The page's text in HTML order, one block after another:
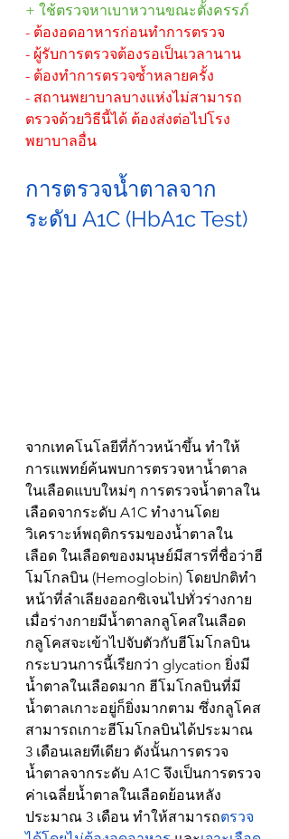
+ ใช้ตรวจหาเบาหวานขณะตั้งครรภ์
- ต้องอดอาหารก่อนทำการตรวจ
- ผู้รับการตรวจต้องรอเป็นเวลานาน
- ต้องทำการตรวจซ้ำหลายครั้ง
- สถานพยาบาลบางแห่งไม่สามารถ
ตรวจด้วยวิธีนี้ได้ ต้องส่งต่อไปโรง
พยาบาลอื่น
การตรวจน้ำตาลจาก
ระดับ A1C (HbA1c Test)
จากเทคโนโลยีที่ก้าวหน้าขึ้น ทำให้
การแพทย์ค้นพบการตรวจหาน้ำตาล
ในเลือดแบบใหม่ๆ การตรวจน้ำตาลใน
เลือดจากระดับ A1C ทำงานโดย
วิเคราะห์พฤติกรรมของน้ำตาลใน
เลือด ในเลือดของมนุษย์มีสารที่ชื่อว่าฮี
โมโกลบิน (Hemoglobin) โดยปกติทำ
หน้าที่ลำเลียงออกซิเจนไปทั่วร่างกาย
เมื่อร่างกายมีน้ำตาลกลูโคสในเลือด
กลูโคสจะเข้าไปจับตัวกับฮีโมโกลบิน
กระบวนการนี้เรียกว่า glycation ยิ่งมี
น้ำตาลในเลือดมาก ฮีโมโกลบินที่มี
น้ำตาลเกาะอยู่ก็ยิ่งมากตาม ซึ่งกลูโคส
สามารถเกาะฮีโมโกลบินได้ประมาณ
3 เดือนเลยทีเดียว ดังนั้นการตรวจ
น้ำตาลจากระดับ A1C จึงเป็นการตรวจ
ค่าเฉลี่ยน้ำตาลในเลือดย้อนหลัง
ประมาณ 3 เดือน ทำให้สามารถตรวจ